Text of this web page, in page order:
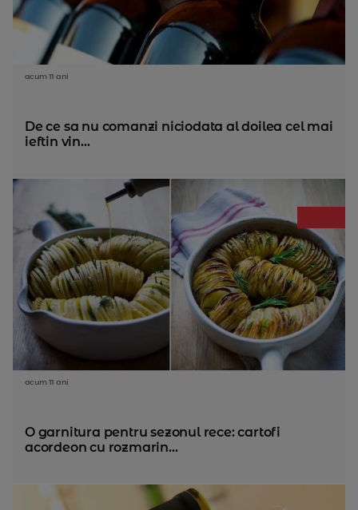
acum 11 ani
De ce sa nu comanzi niciodata al doilea cel mai
ieftin vin...
acum 11 ani
O garnitura pentru sezonul rece: cartofi
acordeon cu rozmarin...